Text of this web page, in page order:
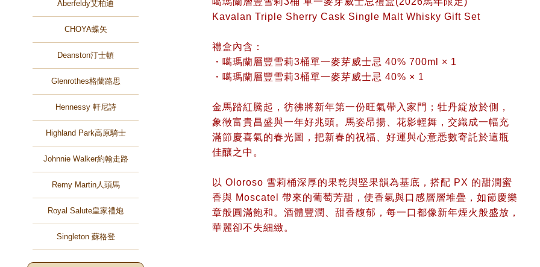
Aberfeldy艾柏迪
CHOYA蝶矢
Deanston汀士頓
Glenrothes格蘭路思
Hennessy 軒尼詩
Highland Park高原騎士
Johnnie Walker約翰走路
Remy Martin人頭馬
Royal Salute皇家禮炮
Singleton 蘇格登
Kavalan Triple Sherry Cask Single Malt Whisky Gift Set
禮盒內含：
・噶瑪蘭層豐雪莉3桶單一麥芽威士忌 40% 700ml × 1
・噶瑪蘭層豐雪莉3桶單一麥芽威士忌 40% × 1
金馬踏紅騰起，彷彿將新年第一份旺氣帶入家門；牡丹綻放於側，
象徵富貴昌盛與一年好兆頭。馬姿昂揚、花影輕舞，交織成一幅充
滿節慶喜氣的春光圖，把新春的祝福、好運與心意悉數寄託於這瓶
佳釀之中。
以 Oloroso 雪莉桶深厚的果乾與堅果韻為基底，搭配 PX 的甜潤蜜
香與 Moscatel 帶來的葡萄芳甜，使香氣與口感層層堆疊，如節慶樂
章般圓滿飽和。酒體豐潤、甜香馥郁，每一口都像新年煙火般盛放，
華麗卻不失細緻。